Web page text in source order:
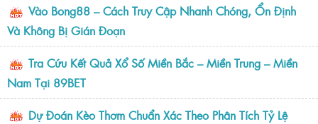
Vào Bong88 – Cách Truy Cập Nhanh Chóng, Ổn Định
Và Không Bị Gián Đoạn
Tra Cứu Kết Quả Xổ Số Miền Bắc – Miền Trung – Miền
Nam Tại 89BET
Dự Đoán Kèo Thơm Chuẩn Xác Theo Phân Tích Tỷ Lệ